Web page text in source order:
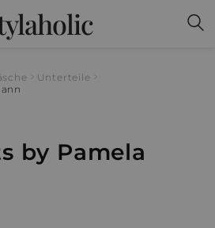
Unterteile
by Pamela